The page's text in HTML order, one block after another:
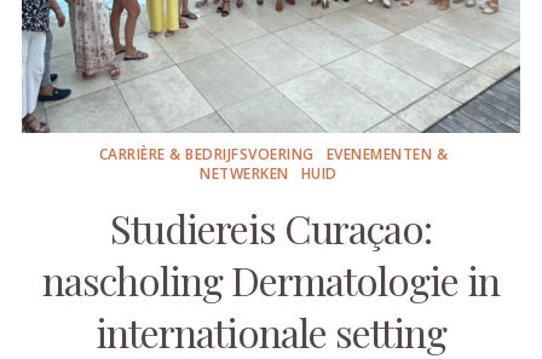
CARRIÈRE & BEDRIJFSVOERING
EVENEMENTEN &
NETWERKEN
HUID
Studiereis Curaçao:
nascholing Dermatologie in
internationale setting